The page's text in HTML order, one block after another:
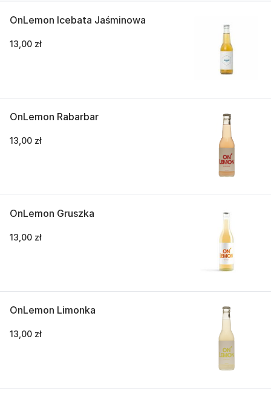
OnLemon Icebata Jaśminowa
13,00 zł
OnLemon Rabarbar
13,00 zł
OnLemon Gruszka
13,00 zł
OnLemon Limonka
13,00 zł